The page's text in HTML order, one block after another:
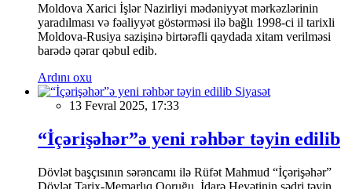
Moldova Xarici İşlər Nazirliyi mədəniyyət mərkəzlərinin
yaradılması və fəaliyyət göstərməsi ilə bağlı 1998-ci il tarixli
Moldova-Rusiya sazişinə birtərəfli qaydada xitam verilməsi
barədə qərar qəbul edib.
Ardını oxu
Siyasət
13 Fevral 2025, 17:33
“İçərişəhər”ə yeni rəhbər təyin edilib
Dövlət başçısının sərəncamı ilə Rüfət Mahmud “İçərişəhər”
Dövlət Tarix-Memarlıq Qoruğu İdarə Heyətinin sədri təyin